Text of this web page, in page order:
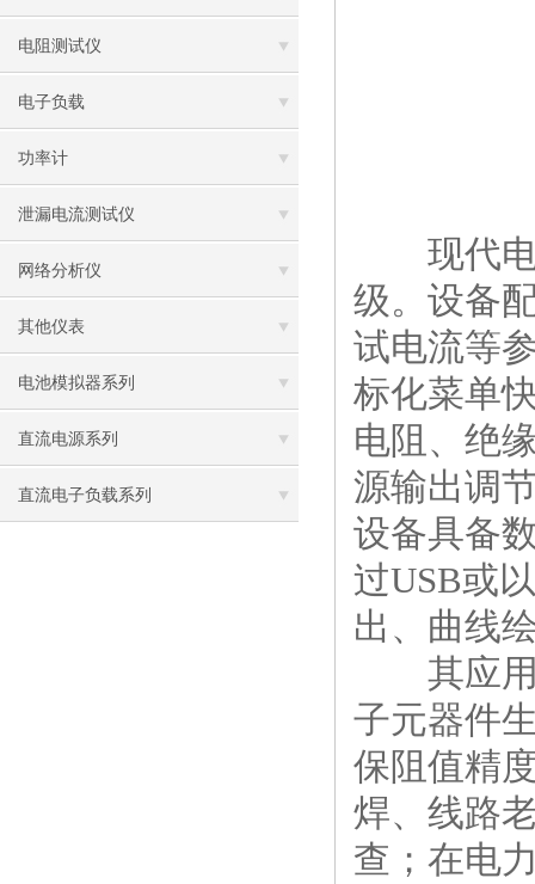
电阻测试仪
电子负载
功率计
泄漏电流测试仪
网络分析仪
其他仪表
电池模拟器系列
直流电源系列
直流电子负载系列
现代电
级。设备
试电流等
标化菜单
电阻、绝
源输出调
设备具备
过USB或
出、曲线
其应用
子元器件
保阻值精
焊、线路
查；在电